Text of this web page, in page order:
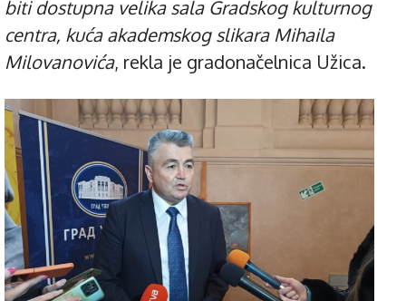
biti dostupna velika sala Gradskog kulturnog
centra, kuća akademskog slikara Mihaila
Milovanovića, rekla je gradonačelnica Užica.